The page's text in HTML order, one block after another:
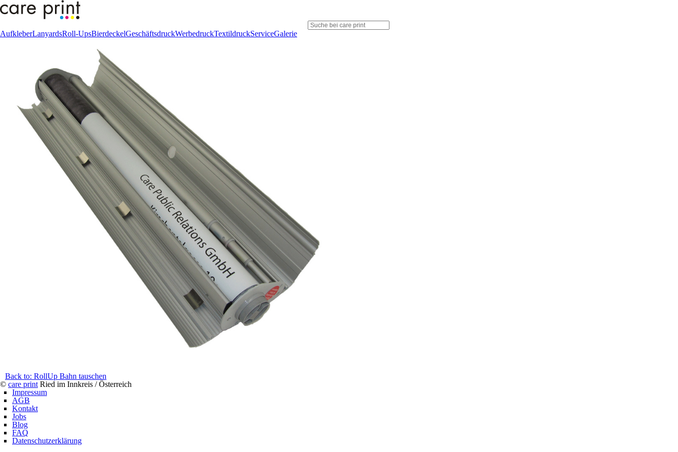
AufkleberLanyardsRoll-UpsBierdeckelGeschäftsdruckWerbedruckTextildruckServiceGalerie
Back to: RollUp Bahn tauschen
© care print Ried im Innkreis / Österreich
Impressum
AGB
Kontakt
Jobs
Blog
FAQ
Datenschutzerklärung